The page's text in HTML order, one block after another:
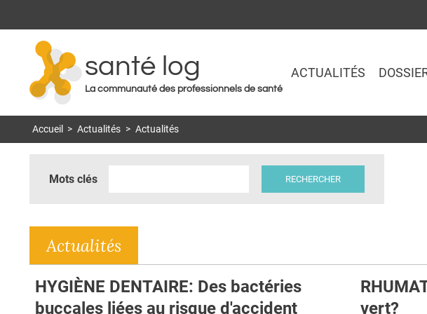
santé log
La communauté des professionnels de santé
ACTUALITÉS
Accueil > Actualités > Actualités
Mots clés
Actualités
HYGIÈNE DENTAIRE: Des bactéries
buccales liées au risque d'accident
vert?